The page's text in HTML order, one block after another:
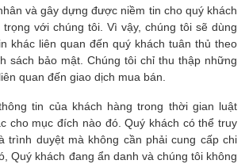
và gây dựng được niềm tin cho quý khách
với chúng tôi. Vì vậy, chúng tôi sẽ dùng
khác liên quan đến quý khách tuân thủ theo
sách bảo mật. Chúng tôi chỉ thu thập những
quan đến giao dịch mua bán.
tin của khách hàng trong thời gian luật
cho mục đích nào đó. Quý khách có thể truy
trình duyệt mà không cần phải cung cấp chi
Quý khách đang ẩn danh và chúng tôi không